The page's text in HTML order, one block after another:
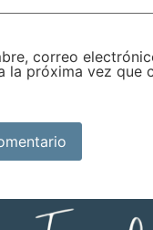
correo
la próxima vez que